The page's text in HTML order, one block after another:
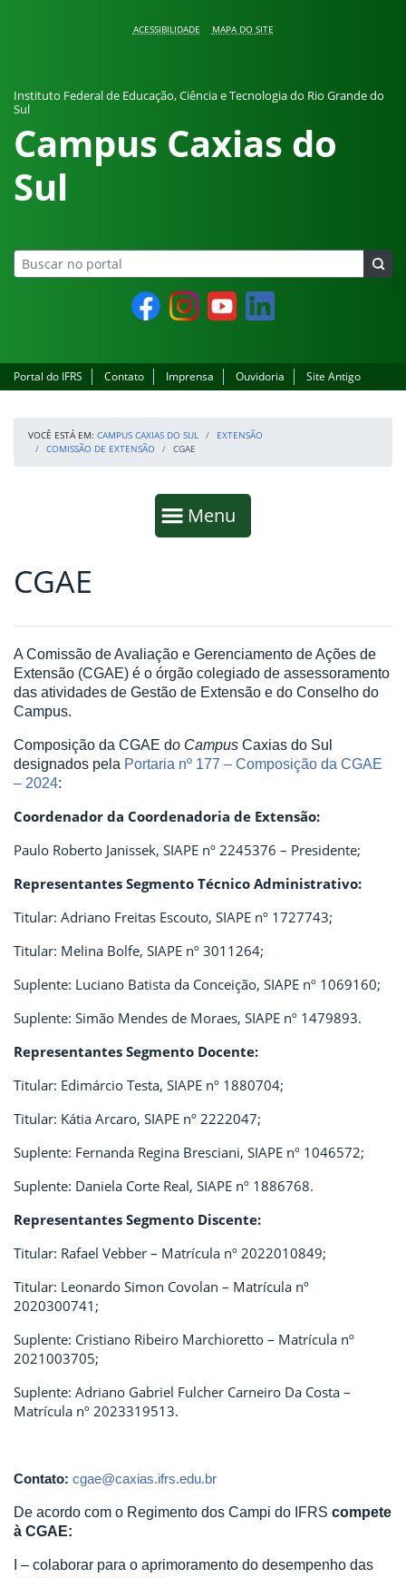
ACESSIBILIDADE MAPA DO SITE
Instituto Federal de Educação, Ciência e Tecnologia do Rio Grande do
Sul
Campus Caxias do
Sul
FacebookInstagramYouTube LinkedIn
Portal do IFRS Contato Imprensa Ouvidoria Site Antigo
VOCÊ ESTÁ EM: CAMPUS CAXIAS DO SUL
EXTENSÃO
COMISSÃO DE EXTENSÃO
CGAE
Mostrar
Menu
Fim da navegação
Início do conteúdo
CGAE
A Comissão de Avaliação e Gerenciamento de Ações de
Extensão (CGAE) é o órgão colegiado de assessoramento
das atividades de Gestão de Extensão e do Conselho do
Campus.
Composição da CGAE do Campus Caxias do Sul
designados pela Portaria nº 177 – Composição da CGAE
– 2024:
Coordenador da Coordenadoria de Extensão:
Paulo Roberto Janissek, SIAPE nº 2245376 – Presidente;
Representantes Segmento Técnico Administrativo:
Titular: Adriano Freitas Escouto, SIAPE nº 1727743;
Titular: Melina Bolfe, SIAPE nº 3011264;
Suplente: Luciano Batista da Conceição, SIAPE nº 1069160;
Suplente: Simão Mendes de Moraes, SIAPE nº 1479893.
Representantes Segmento Docente:
Titular: Edimárcio Testa, SIAPE nº 1880704;
Titular: Kátia Arcaro, SIAPE nº 2222047;
Suplente: Fernanda Regina Bresciani, SIAPE nº 1046572;
Suplente: Daniela Corte Real, SIAPE nº 1886768.
Representantes Segmento Discente:
Titular: Rafael Vebber – Matrícula nº 2022010849;
Titular: Leonardo Simon Covolan – Matrícula nº
2020300741;
Suplente: Cristiano Ribeiro Marchioretto – Matrícula nº
2021003705;
Suplente: Adriano Gabriel Fulcher Carneiro Da Costa –
Matrícula nº 2023319513.
Contato: cgae@caxias.ifrs.edu.br
De acordo com o Regimento dos Campi do IFRS compete
à CGAE:
I – colaborar para o aprimoramento do desempenho das